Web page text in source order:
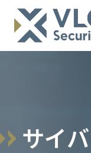
サイバ